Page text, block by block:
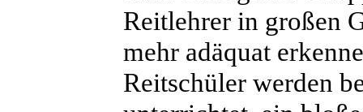
Reitlehrer in großen
mehr adäquat
Reitschüler werden